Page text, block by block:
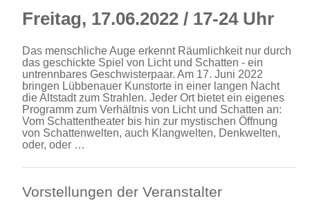
Freitag, 17.06.2022 / 17-24 Uhr
Das menschliche Auge erkennt Räumlichkeit nur durch
das geschickte Spiel von Licht und Schatten - ein
untrennbares Geschwisterpaar. Am 17. Juni 2022
bringen Lübbenauer Kunstorte in einer langen Nacht
die Altstadt zum Strahlen. Jeder Ort bietet ein eigenes
Programm zum Verhältnis von Licht und Schatten an:
Vom Schattentheater bis hin zur mystischen Öffnung
von Schattenwelten, auch Klangwelten, Denkwelten,
oder, oder …
Vorstellungen der Veranstalter